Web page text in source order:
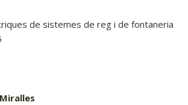
de sistemes de reg i de fontaneria